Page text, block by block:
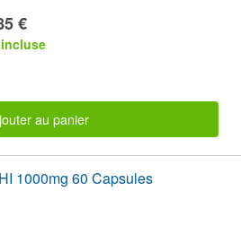
€
au panier
1000mg 60 Capsules